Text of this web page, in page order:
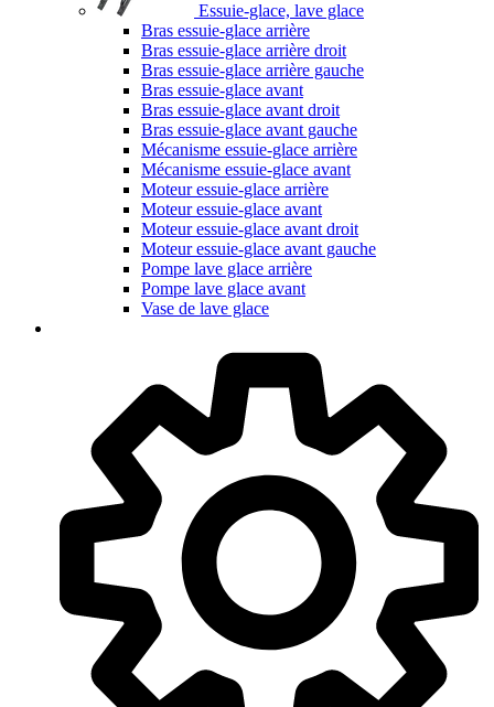
Essuie-glace, lave glace
Bras essuie-glace arrière
Bras essuie-glace arrière droit
Bras essuie-glace arrière gauche
Bras essuie-glace avant
Bras essuie-glace avant droit
Bras essuie-glace avant gauche
Mécanisme essuie-glace arrière
Mécanisme essuie-glace avant
Moteur essuie-glace arrière
Moteur essuie-glace avant
Moteur essuie-glace avant droit
Moteur essuie-glace avant gauche
Pompe lave glace arrière
Pompe lave glace avant
Vase de lave glace